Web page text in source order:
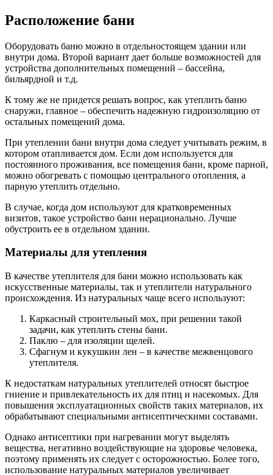
Расположение бани
Оборудовать баню можно в отдельностоящем здании или
внутри дома. Второй вариант дает больше возможностей для
устройства дополнительных помещений – бассейна,
бильярдной и т.д.
К тому же не придется решать вопрос, как утеплить баню
снаружи, главное – обеспечить надежную гидроизоляцию от
остальных помещений дома.
При утеплении бани внутри дома следует учитывать режим, в
котором отапливается дом. Если дом используется для
постоянного проживания, все помещения бани, кроме парной,
можно обогревать с помощью центрального отопления, а
парную утеплить отдельно.
В случае, когда дом используют для кратковременных
визитов, такое устройство бани нерационально. Лучше
обустроить ее в отдельном здании.
Материалы для утепления
В качестве утеплителя для бани можно использовать как
искусственные материалы, так и утеплители натурального
происхождения. Из натуральных чаще всего используют:
Каркасный строительный мох, при решении такой
задачи, как утеплить стены бани.
Паклю – для изоляции щелей.
Сфагнум и кукушкин лен – в качестве межвенцового
утеплителя.
К недостаткам натуральных утеплителей относят быстрое
гниение и привлекательность их для птиц и насекомых. Для
повышения эксплуатационных свойств таких материалов, их
обрабатывают специальными антисептическими составами.
Однако антисептики при нагревании могут выделять
вещества, негативно воздействующие на здоровье человека,
поэтому применять их следует с осторожностью. Более того,
использование натуральных материалов увеличивает